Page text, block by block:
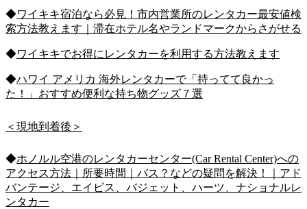
◆ワイキキ宿泊なら必見！市内営業所のレンタカー最安値検
索方法教えます｜滞在ホテル名やランドマークからさがせる
◆ワイキキでお得にレンタカーを利用する方法教えます
◆ハワイ アメリカ 海外レンタカーで「持ってて良かっ
た！」おすすめ便利な持ち物グッズ７選
＜現地到着後＞
◆ホノルル空港のレンタカーセンター(Car Rental Center)への
アクセス方法｜所要時間｜バス？などの疑問を解決！｜アド
バンテージ、エイビス、バジェット、ハーツ、ナショナルレ
ンタカー